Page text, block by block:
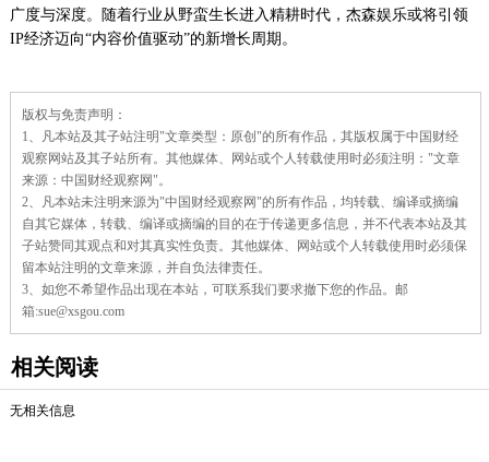
广度与深度。随着行业从野蛮生长进入精耕时代，杰森娱乐或将引领
IP经济迈向“内容价值驱动”的新增长周期。
辑：
版权与免责声明：
1、凡本站及其子站注明"文章类型：原创"的所有作品，其版权属于中国财经
观察网站及其子站所有。其他媒体、网站或个人转载使用时必须注明："文章
来源：中国财经观察网"。
2、凡本站未注明来源为"中国财经观察网"的所有作品，均转载、编译或摘编
自其它媒体，转载、编译或摘编的目的在于传递更多信息，并不代表本站及其
子站赞同其观点和对其真实性负责。其他媒体、网站或个人转载使用时必须保
留本站注明的文章来源，并自负法律责任。
3、如您不希望作品出现在本站，可联系我们要求撤下您的作品。邮
箱:sue@xsgou.com
相关阅读
无相关信息